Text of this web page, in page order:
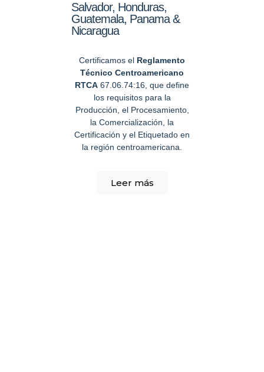
Salvador, Honduras,
Guatemala, Panama &
Nicaragua
Certificamos el Reglamento
Técnico Centroamericano
RTCA 67.06.74:16, que define
los requisitos para la
Producción, el Procesamiento,
la Comercialización, la
Certificación y el Etiquetado en
la región centroamericana.
Leer más